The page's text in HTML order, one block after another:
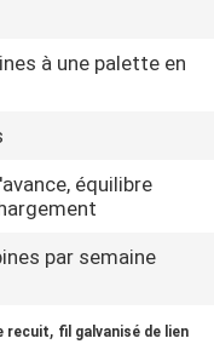
à une palette en
équilibre
par semaine
recuit, fil galvanisé de lien